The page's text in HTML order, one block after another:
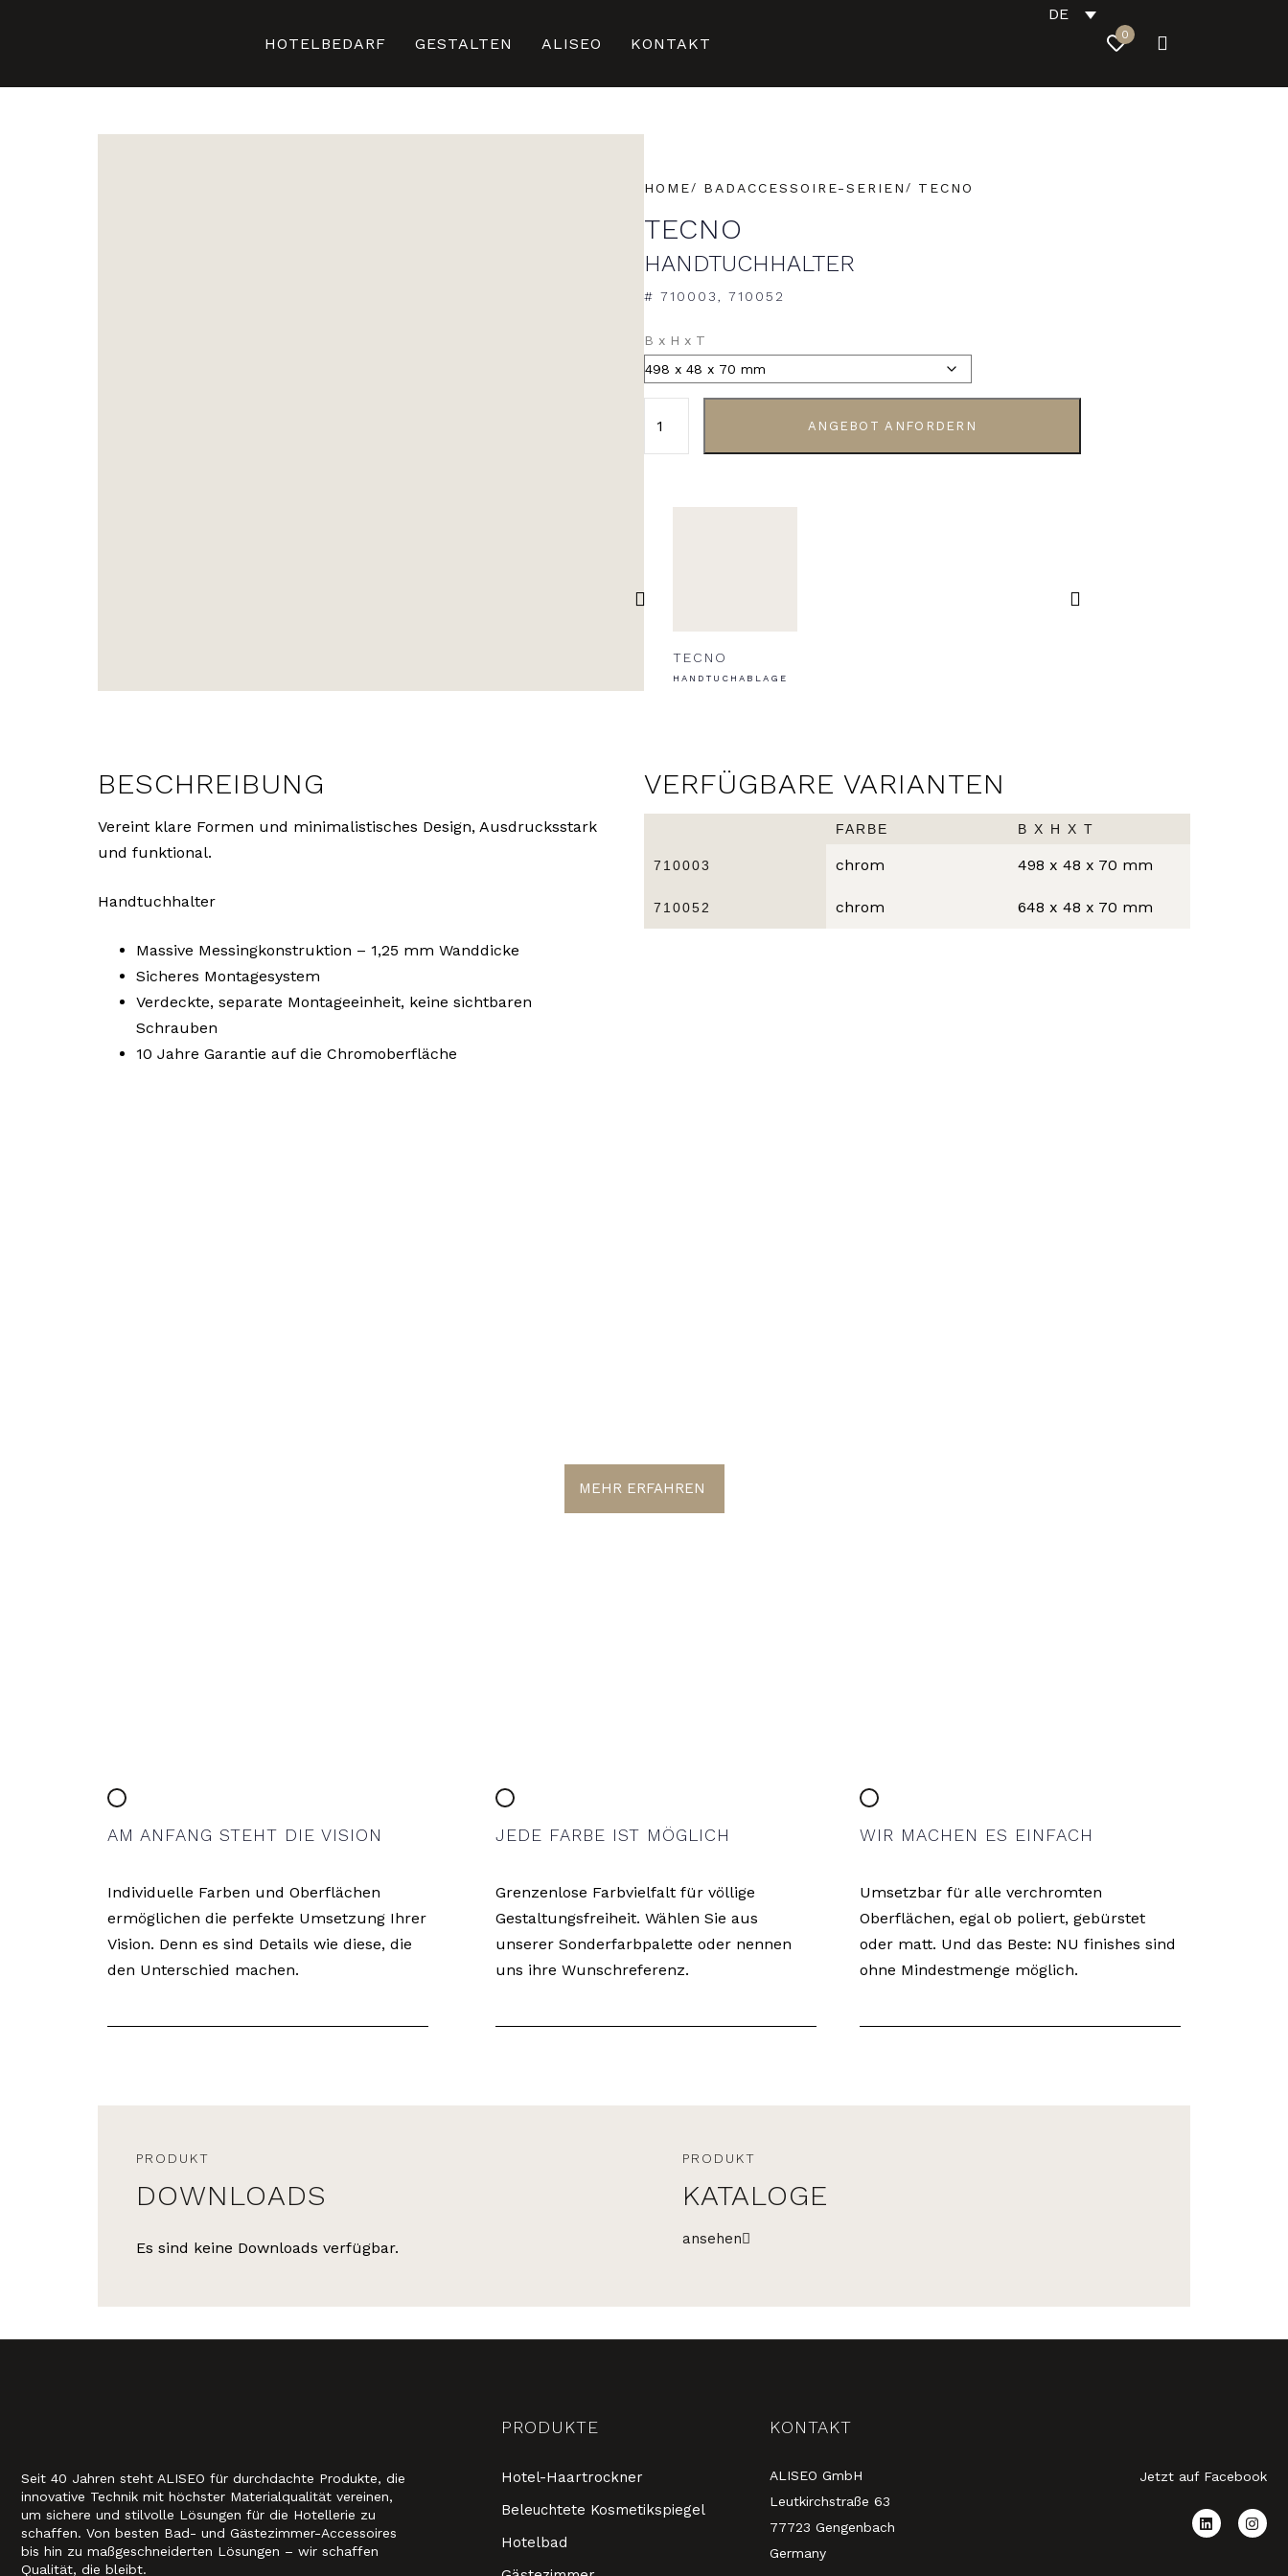
HOTELBEDARF GESTALTEN ALISEO KONTAKT
DE
0
HOME BADACCESSOIRE-SERIEN TECNO
TECNO
HANDTUCHHALTER
# 710003, 710052
B x H x T
ANGEBOT ANFORDERN
ALTERNATIVE:
TECNO
HANDTUCHABLAGE
BESCHREIBUNG
Vereint klare Formen und minimalistisches Design, Ausdrucksstark
und funktional.
Handtuchhalter
Massive Messingkonstruktion – 1,25 mm Wanddicke
Sicheres Montagesystem
Verdeckte, separate Montageeinheit, keine sichtbaren
Schrauben
10 Jahre Garantie auf die Chromoberfläche
VERFÜGBARE VARIANTEN
FARBE B X H X T
710003 chrom 498 x 48 x 70 mm
710052 chrom 648 x 48 x 70 mm
MEHR ERFAHREN
AM ANFANG STEHT DIE VISION
Individuelle Farben und Oberflächen
ermöglichen die perfekte Umsetzung Ihrer
Vision. Denn es sind Details wie diese, die
den Unterschied machen.
JEDE FARBE IST MÖGLICH
Grenzenlose Farbvielfalt für völlige
Gestaltungsfreiheit. Wählen Sie aus
unserer Sonderfarbpalette oder nennen
uns ihre Wunschreferenz.
WIR MACHEN ES EINFACH
Umsetzbar für alle verchromten
Oberflächen, egal ob poliert, gebürstet
oder matt. Und das Beste: NU finishes sind
ohne Mindestmenge möglich.
PRODUKT
DOWNLOADS
Es sind keine Downloads verfügbar.
PRODUKT
KATALOGE
ansehen
Seit 40 Jahren steht ALISEO für durchdachte Produkte, die
innovative Technik mit höchster Materialqualität vereinen,
um sichere und stilvolle Lösungen für die Hotellerie zu
schaffen. Von besten Bad- und Gästezimmer-Accessoires
bis hin zu maßgeschneiderten Lösungen – wir schaffen
Qualität, die bleibt.
PRODUKTE
Hotel-Haartrockner
Beleuchtete Kosmetikspiegel
Hotelbad
KONTAKT
ALISEO GmbH
Leutkirchstraße 63
77723 Gengenbach
Germany
Jetzt auf Facebook